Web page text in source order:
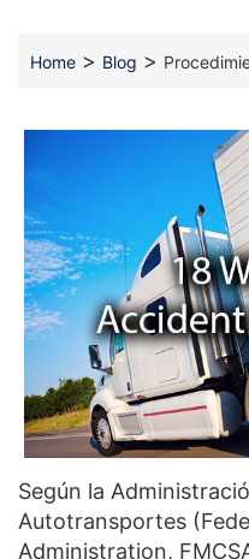
Home > Blog >
Según la
Autotransportes
Administration,